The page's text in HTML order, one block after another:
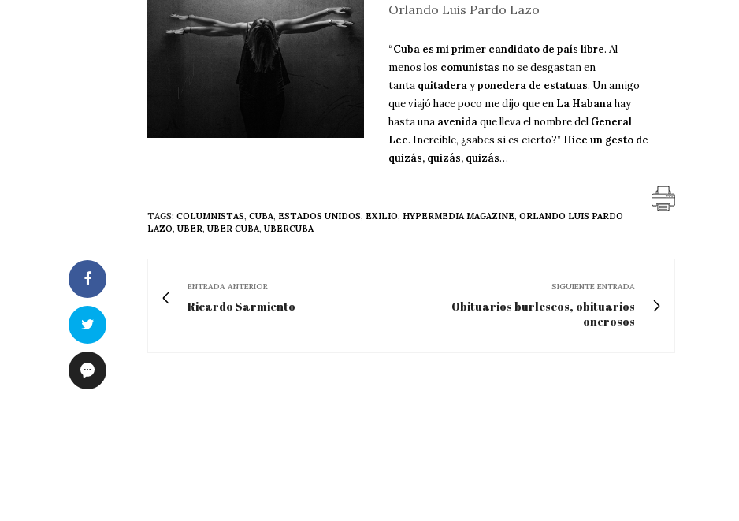
Orlando Luis Pardo Lazo
“Cuba es mi primer candidato de país libre. Al
menos los comunistas no se desgastan en
tanta quitaderayponedera de estatuas. Un amigo
que viajó hace poco me dijo que en La Habanahay
hasta una avenidaque lleva el nombre del General
Lee. Increíble, ¿sabes si es cierto?” Hice un gesto de
quizás, quizás, quizás…
TAGS: COLUMNISTAS, CUBA, ESTADOS UNIDOS, EXILIO, HYPERMEDIA MAGAZINE, ORLANDO LUIS PARDO
LAZO, UBER, UBER CUBA, UBERCUBA
ENTRADA ANTERIOR
Ricardo Sarmiento
SIGUIENTE ENTRADA
Obituarios burlescos, obituarios
onerosos